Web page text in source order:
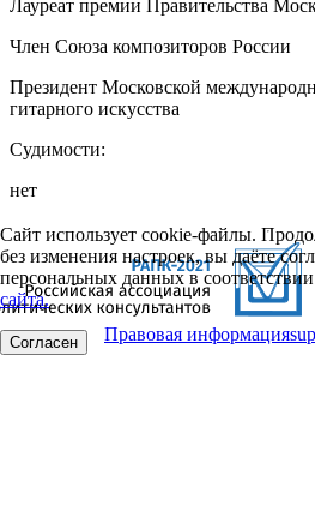
Лауреат премии Правительства
Член Союза композиторов России
Президент Московской
гитарного искусства
Судимости:
нет
Сайт использует cookie-файлы.
без изменения настроек, вы даёте
персональных данных в
сайта.
Согласен Правовая информация